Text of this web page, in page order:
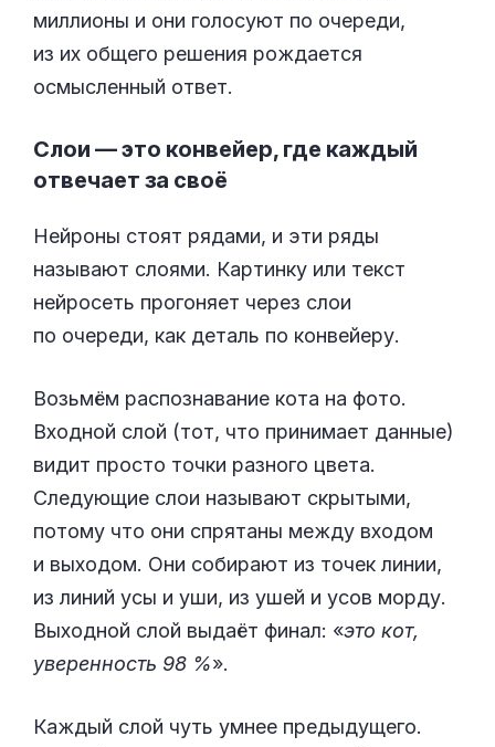
миллионы и они голосуют по очереди,
из их общего решения рождается
осмысленный ответ.
Слои — это конвейер, где каждый
отвечает за своё
Нейроны стоят рядами, и эти ряды
называют слоями. Картинку или текст
нейросеть прогоняет через слои
по очереди, как деталь по конвейеру.
Возьмём распознавание кота на фото.
Входной слой (тот, что принимает данные)
видит просто точки разного цвета.
Следующие слои называют скрытыми,
потому что они спрятаны между входом
и выходом. Они собирают из точек линии,
из линий усы и уши, из ушей и усов морду.
Выходной слой выдаёт финал: «это кот,
уверенность 98 %».
Каждый слой чуть умнее предыдущего.